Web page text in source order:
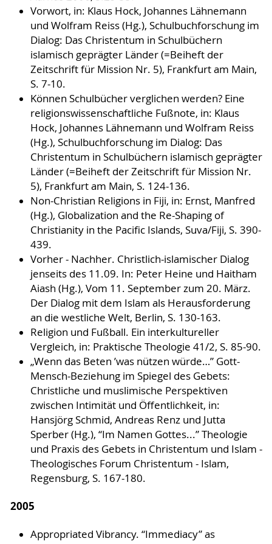
Vorwort, in: Klaus Hock, Johannes Lähnemann
und Wolfram Reiss (Hg.), Schulbuchforschung im
Dialog: Das Christentum in Schulbüchern
islamisch geprägter Länder (=Beiheft der
Zeitschrift für Mission Nr. 5), Frankfurt am Main,
S. 7-10.
Können Schulbücher verglichen werden? Eine
religionswissenschaftliche Fußnote, in: Klaus
Hock, Johannes Lähnemann und Wolfram Reiss
(Hg.), Schulbuchforschung im Dialog: Das
Christentum in Schulbüchern islamisch geprägter
Länder (=Beiheft der Zeitschrift für Mission Nr.
5), Frankfurt am Main, S. 124-136.
Non-Christian Religions in Fiji, in: Ernst, Manfred
(Hg.), Globalization and the Re-Shaping of
Christianity in the Pacific Islands, Suva/Fiji, S. 390-
439.
Vorher - Nachher. Christlich-islamischer Dialog
jenseits des 11.09. In: Peter Heine und Haitham
Aiash (Hg.), Vom 11. September zum 20. März.
Der Dialog mit dem Islam als Herausforderung
an die westliche Welt, Berlin, S. 130-163.
Religion und Fußball. Ein interkultureller
Vergleich, in: Praktische Theologie 41/2, S. 85-90.
„Wenn das Beten ’was nützen würde…” Gott-
Mensch-Beziehung im Spiegel des Gebets:
Christliche und muslimische Perspektiven
zwischen Intimität und Öffentlichkeit, in:
Hansjörg Schmid, Andreas Renz und Jutta
Sperber (Hg.), “Im Namen Gottes...” Theologie
und Praxis des Gebets in Christentum und Islam -
Theologisches Forum Christentum - Islam,
Regensburg, S. 167-180.
2005
Appropriated Vibrancy. “Immediacy” as